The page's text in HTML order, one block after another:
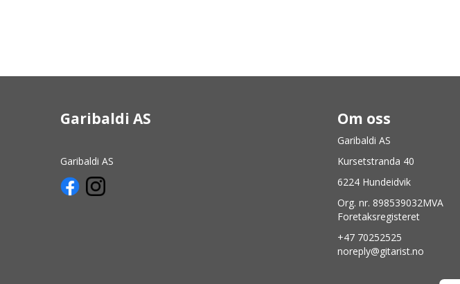
Garibaldi AS
Garibaldi AS
Om oss
Garibaldi AS
Kursetstranda 40
6224 Hundeidvik
Org. nr. 898539032MVA
Foretaksregisteret
+47 70252525
noreply@gitarist.no